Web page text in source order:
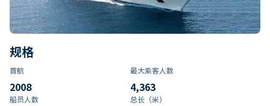
规格
首航
2008
最大乘客人数
4,363
船员人数 总长（米）